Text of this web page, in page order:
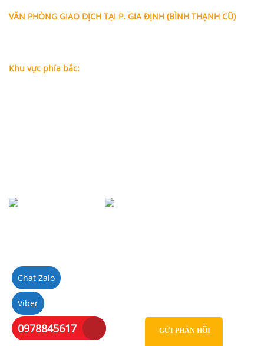
GỬI PHẢN HỒI
VĂN PHÒNG GIAO DỊCH TẠI P. GIA ĐỊNH (BÌNH THẠNH CŨ)
Khu vực phía bắc:
Viber
Chat Zalo
0978845617